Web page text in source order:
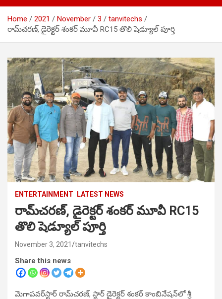
Home 2021 November 3
tanvitechs
రామ్‌చ‌ర‌ణ్‌, డైరెక్ట‌ర్ శంక‌ర్ మూవీ RC15 తొలి షెడ్యూల్ పూర్తి
ENTERTAINMENT LATEST NEWS
రామ్‌చ‌ర‌ణ్‌, డైరెక్ట‌ర్ శంక‌ర్ మూవీ RC15
తొలి షెడ్యూల్ పూర్తి
November 3, 2021 tanvitechs
Share this news
మెగాప‌వ‌ర్‌స్టార్ రామ్‌చ‌ర‌ణ్‌, స్టార్ డైరెక్ట‌ర్ శంక‌ర్ కాంబినేష‌న్‌లో శ్రీ